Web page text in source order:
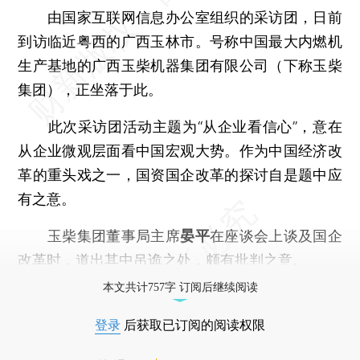
由国家互联网信息办公室组织的采访团，日前
到访临近粤西的广西玉林市。号称中国最大内燃机
生产基地的广西玉柴机器集团有限公司（下称玉柴
集团），正坐落于此。
此次采访团活动主题为“从企业看信心”，意在
从企业微观层面看中国宏观大势。作为中国经济改
革的重头戏之一，国资国企改革的探讨自是题中应
有之意。
玉柴集团董事局主席晏平在座谈会上谈及国企
改革时，道出其中吊诡之处，颇有批判之意。
本文共计757字 订阅后继续阅读
登录 后获取已订阅的阅读权限